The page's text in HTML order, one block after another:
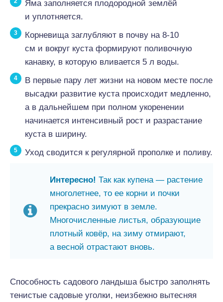
Яма заполняется плодородной землёй
и уплотняется.
Корневища заглубляют в почву на 8-10
см и вокруг куста формируют поливочную
канавку, в которую вливается 5 л воды.
В первые пару лет жизни на новом месте после
высадки развитие куста происходит медленно,
а в дальнейшем при полном укоренении
начинается интенсивный рост и разрастание
куста в ширину.
Уход сводится к регулярной прополке и поливу.
Интересно! Так как купена — растение
многолетнее, то ее корни и почки
прекрасно зимуют в земле.
Многочисленные листья, образующие
плотный ковёр, на зиму отмирают,
а весной отрастают вновь.
Способность садового ландыша быстро заполнять
тенистые садовые уголки, неизбежно вытесняя